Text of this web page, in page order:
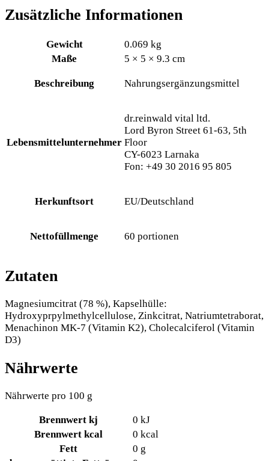
Zusätzliche Informationen
Gewicht
0.069 kg
Maße
5 × 5 × 9.3 cm
Beschreibung Nahrungsergänzungsmittel
Lebensmittelunternehmer
dr.reinwald vital ltd.
Lord Byron Street 61-63, 5th
Floor
CY-6023 Larnaka
Fon: +49 30 2016 95 805
Herkunftsort EU/Deutschland
Nettofüllmenge 60 portionen
Zutaten
Magnesiumcitrat (78 %), Kapselhülle:
Hydroxyprpylmethylcellulose, Zinkcitrat, Natriumtetraborat,
Menachinon MK-7 (Vitamin K2), Cholecalciferol (Vitamin
D3)
Nährwerte
Nährwerte pro 100 g
Brennwert kj 0 kJ
Brennwert kcal
0 kcal
Fett
0 g